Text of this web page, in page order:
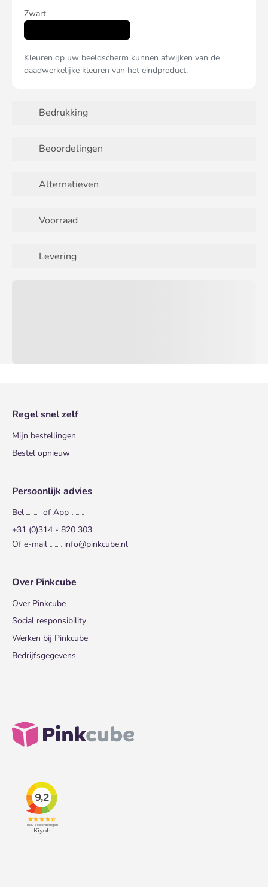
Zwart
Kleuren op uw beeldscherm kunnen afwijken van de
daadwerkelijke kleuren van het eindproduct.
Bedrukking
Beoordelingen
Alternatieven
Voorraad
Levering
Regel snel zelf
Mijn bestellingen
Bestel opnieuw
Persoonlijk advies
Bel
of App
+31 (0)314 - 820 303
Of e-mail
info@pinkcube.nl
Over Pinkcube
Over Pinkcube
Social responsibility
Werken bij Pinkcube
Bedrijfsgegevens